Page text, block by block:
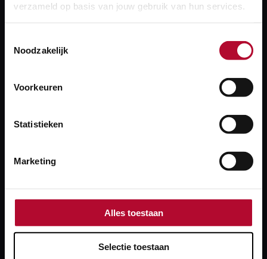
verzameld op basis van jouw gebruik van hun services.
Noodzakelijk
Voorkeuren
Statistieken
Marketing
Alles toestaan
Selectie toestaan
Heb je een technisch probleem?
Bel dan onze collega’s van de Servicedesk: 088‑231
7100. Zij kijken graag met je mee.
Footer